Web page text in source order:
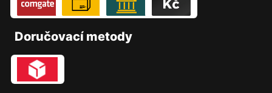
Doručovací metody